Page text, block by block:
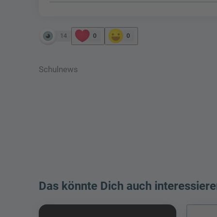
14 0 0
Schulnews
Das könnte Dich auch